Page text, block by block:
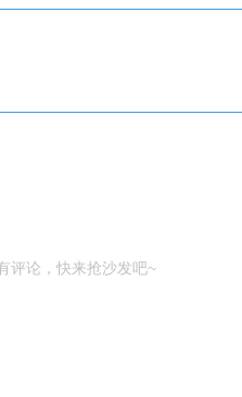
评论，快来抢沙发吧~